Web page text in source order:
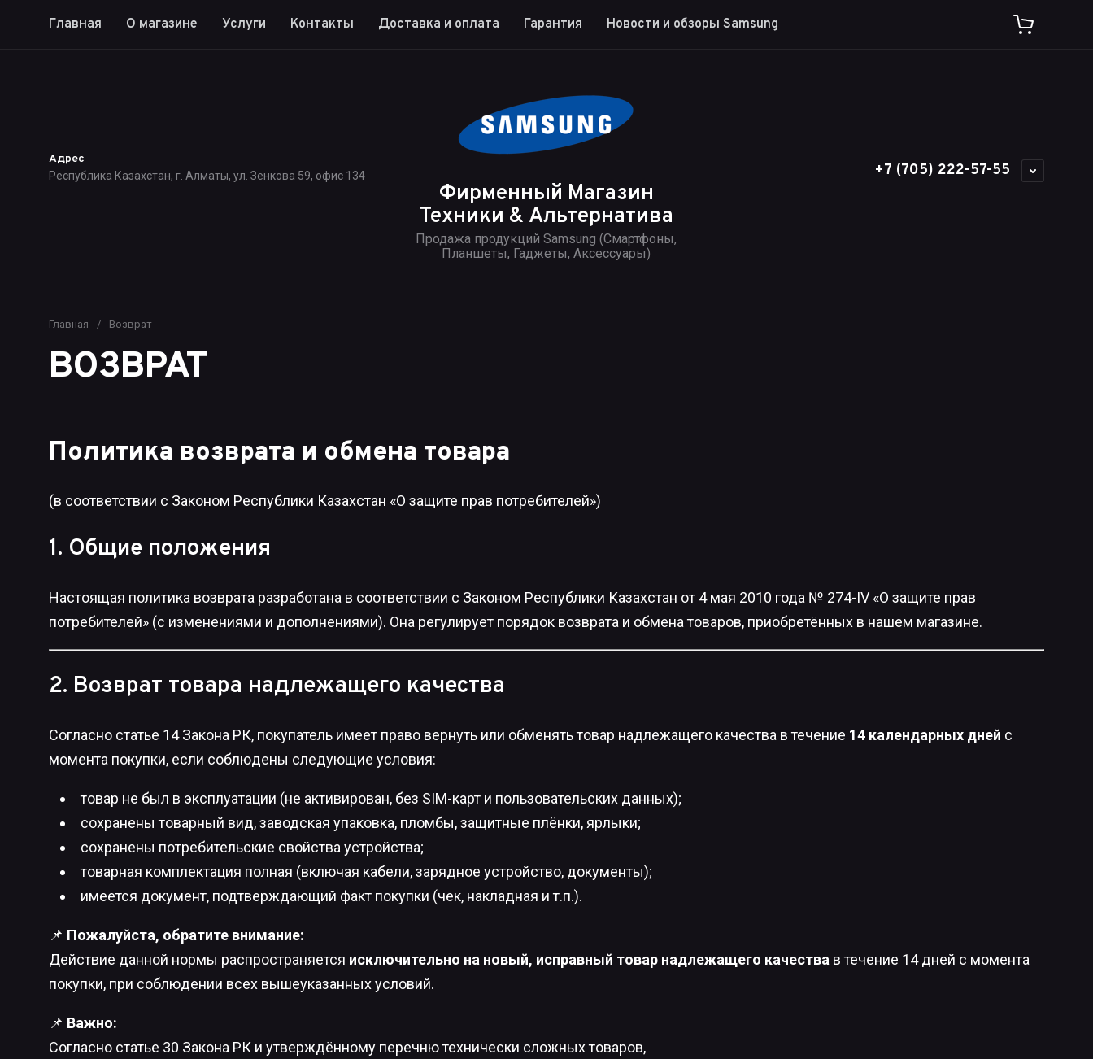
Главная О магазине Услуги Контакты Доставка и оплата Гарантия Новости и обзоры Samsung
Фирменный Магазин
Техники & Альтернатива
Продажа продукций Samsung (Смартфоны,
Планшеты, Гаджеты, Аксессуары)
Адрес
Республика Казахстан, г. Алматы, ул. Зенкова 59, офис 134 +7 (705) 222-57-55
Главная / Возврат
ВОЗВРАТ
Политика возврата и обмена товара
(в соответствии с Законом Республики Казахстан «О защите прав потребителей»)
1. Общие положения
Настоящая политика возврата разработана в соответствии с Законом Республики Казахстан от 4 мая 2010 года № 274-IV «О защите прав
потребителей» (с изменениями и дополнениями). Она регулирует порядок возврата и обмена товаров, приобретённых в нашем магазине.
2. Возврат товара надлежащего качества
Согласно статье 14 Закона РК, покупатель имеет право вернуть или обменять товар надлежащего качества в течение 14 календарных дней с
момента покупки, если соблюдены следующие условия:
товар не был в эксплуатации (не активирован, без SIM-карт и пользовательских данных);
сохранены товарный вид, заводская упаковка, пломбы, защитные плёнки, ярлыки;
сохранены потребительские свойства устройства;
товарная комплектация полная (включая кабели, зарядное устройство, документы);
имеется документ, подтверждающий факт покупки (чек, накладная и т.п.).
📌 Пожалуйста, обратите внимание:
Действие данной нормы распространяется исключительно на новый, исправный товар надлежащего качества в течение 14 дней с момента
покупки, при соблюдении всех вышеуказанных условий.
📌 Важно:
Согласно статье 30 Закона РК и утверждённому перечню технически сложных товаров,